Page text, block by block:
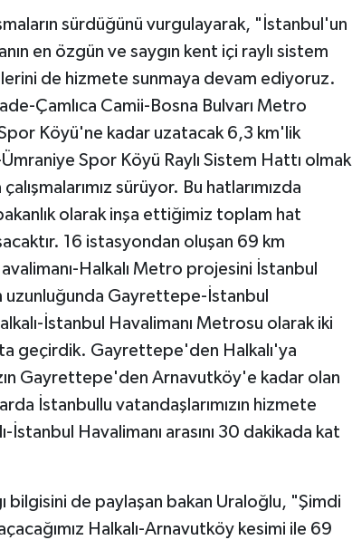
sürdüğünü vurgulayarak, "İstanbul'un
en özgün ve saygın kent içi raylı sistem
de hizmete sunmaya devam ediyoruz.
Çamlıca Camii-Bosna Bulvarı Metro
Köyü'ne kadar uzatacak 6,3 km'lik
Spor Köyü Raylı Sistem Hattı olmak
sürüyor. Bu hatlarımızda
olarak inşa ettiğimiz toplam hat
16 istasyondan oluşan 69 km
Halkalı Metro projesini İstanbul
uzunluğunda Gayrettepe-İstanbul
İstanbul Havalimanı Metrosu olarak iki
geçirdik. Gayrettepe'den Halkalı'ya
Gayrettepe'den Arnavutköy'e kadar olan
İstanbullu vatandaşlarımızın hizmete
Havalimanı arasını 30 dakikada kat
bilgisini de paylaşan bakan Uraloğlu, "Şimdi
Halkalı-Arnavutköy kesimi ile 69